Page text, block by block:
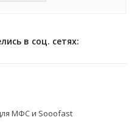
в соц. сетях:
МФС и Sooofast